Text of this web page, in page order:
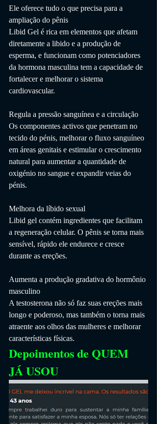
Ele oferece tudo o que precisa para a
ampliação do pênis
Libid Gel é rica em elementos que afetam
diretamente a libido e a produção de
esperma, e funcionam como potenciadores
da hormona masculina tem a capacidade de
fortalecer e melhorar o sistema
cardiovascular.
Regula a pressão sanguínea e a circulação
Os componentes activos que penetram no
tecido do pénis, melhorar o fluxo sanguíneo
em áreas genitais e estimular o crescimento
natural para aumentar a quantidade de
oxigénio no sangue e expandir veias do
pénis.
Melhora da líbido sexual
Libid gel contém ingredientes que facilitam
a regeneração celular. O pênis se torna mais
sensível, rápido ele endurece e cresce
durante as ereções.
Aumenta a produção gradativa do hormônio
masculino
A testosterona não só faz suas ereções mais
longo e poderoso, mas também o torna mais
atraente aos olhos das mulheres e melhorar
características físicas.
Depoimentos de QUEM
JÁ USOU